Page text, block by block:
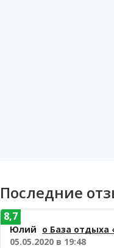
Последние
Юлий о База отдыха
05.05.2020 в 19:48
8,7